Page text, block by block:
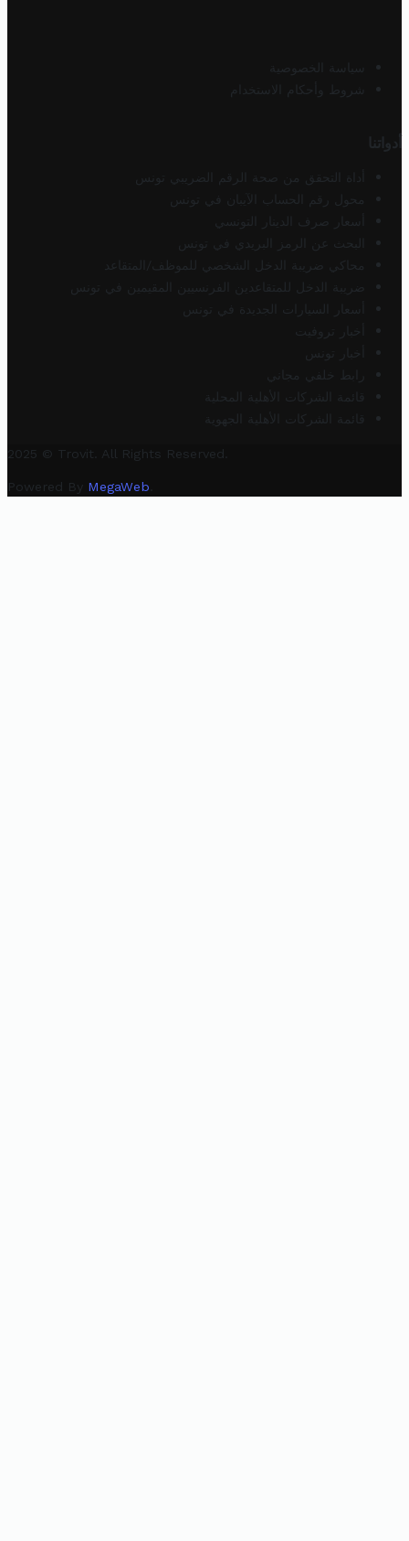
سياسة الخصوصية
شروط وأحكام الاستخدام
أدواتنا
أداة التحقق من صحة الرقم الضريبي تونس
محول رقم الحساب الآيبان في تونس
أسعار صرف الدينار التونسي
البحث عن الرمز البريدي في تونس
محاكي ضريبة الدخل الشخصي للموظف/المتقاعد
ضريبة الدخل للمتقاعدين الفرنسيين المقيمين في تونس
أسعار السيارات الجديدة في تونس
أخبار تروفيت
أخبار تونس
رابط خلفي مجاني
قائمة الشركات الأهلية المحلية
قائمة الشركات الأهلية الجهوية
2025 © Trovit. All Rights Reserved.
Powered By MegaWeb